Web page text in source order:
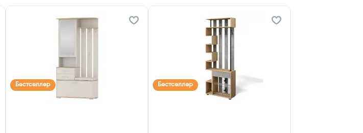
Бестселлер Бестселлер